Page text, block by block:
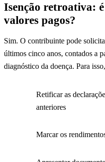
Isenção retroativa:
valores pagos?
Sim. O contribuinte pode
últimos cinco anos, contados a
diagnóstico da doença. Para
Retificar as
anteriores
Marcar os